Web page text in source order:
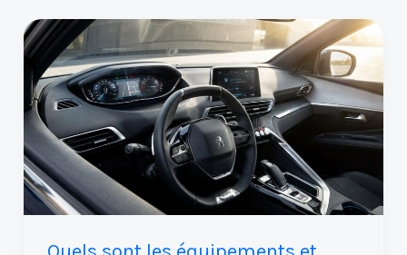
Quels
sont
les
équipements
et
options
incontournables
à